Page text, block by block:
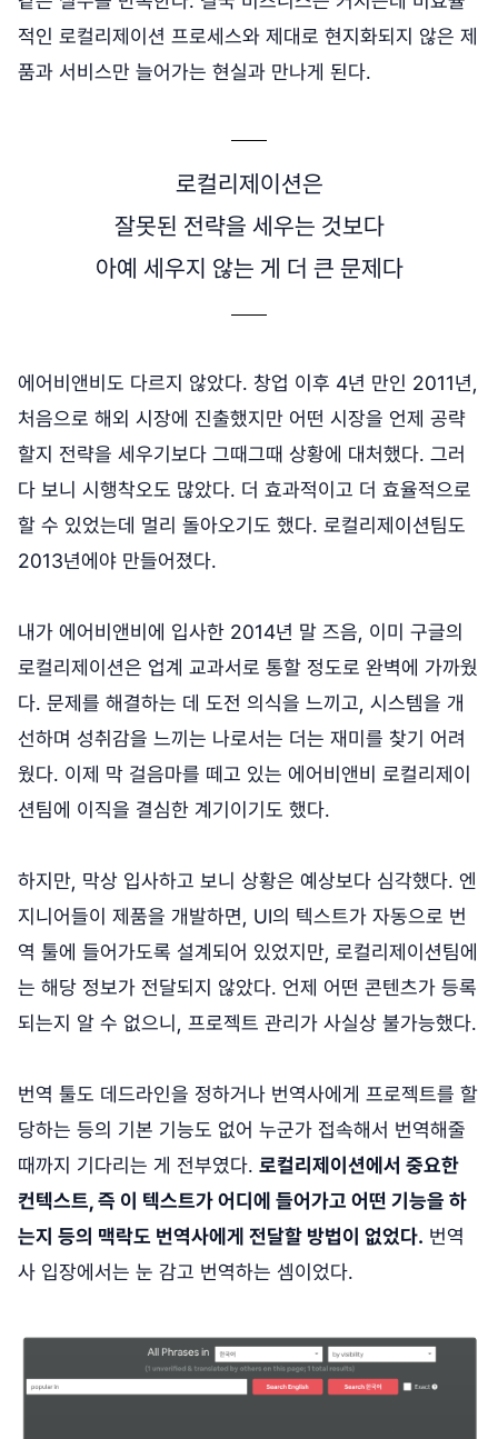
적인 로컬리제이션 프로세스와 제대로 현지화되지 않은 제
품과 서비스만 늘어가는 현실과 만나게 된다.
로컬리제이션은
잘못된 전략을 세우는 것보다
아예 세우지 않는 게 더 큰 문제다
에어비앤비도 다르지 않았다. 창업 이후 4년 만인 2011년,
처음으로 해외 시장에 진출했지만 어떤 시장을 언제 공략
할지 전략을 세우기보다 그때그때 상황에 대처했다. 그러
다 보니 시행착오도 많았다. 더 효과적이고 더 효율적으로
할 수 있었는데 멀리 돌아오기도 했다. 로컬리제이션팀도
2013년에야 만들어졌다.
내가 에어비앤비에 입사한 2014년 말 즈음, 이미 구글의
로컬리제이션은 업계 교과서로 통할 정도로 완벽에 가까웠
다. 문제를 해결하는 데 도전 의식을 느끼고, 시스템을 개
선하며 성취감을 느끼는 나로서는 더는 재미를 찾기 어려
웠다. 이제 막 걸음마를 떼고 있는 에어비앤비 로컬리제이
션팀에 이직을 결심한 계기이기도 했다.
하지만, 막상 입사하고 보니 상황은 예상보다 심각했다. 엔
지니어들이 제품을 개발하면, UI의 텍스트가 자동으로 번
역 툴에 들어가도록 설계되어 있었지만, 로컬리제이션팀에
는 해당 정보가 전달되지 않았다. 언제 어떤 콘텐츠가 등록
되는지 알 수 없으니, 프로젝트 관리가 사실상 불가능했다.
번역 툴도 데드라인을 정하거나 번역사에게 프로젝트를 할
당하는 등의 기본 기능도 없어 누군가 접속해서 번역해줄
때까지 기다리는 게 전부였다. 로컬리제이션에서 중요한
컨텍스트, 즉 이 텍스트가 어디에 들어가고 어떤 기능을 하
는지 등의 맥락도 번역사에게 전달할 방법이 없었다. 번역
사 입장에서는 눈 감고 번역하는 셈이었다.